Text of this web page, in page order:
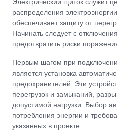
распределения
обеспечивает защиту от
Начинать следует с
предотвратить риски
Первым шагом при
является установка
предохранителей. Эти
перегрузок и замыканий,
допустимой нагрузки. Выбор
потребления энергии и
указанных в проекте.